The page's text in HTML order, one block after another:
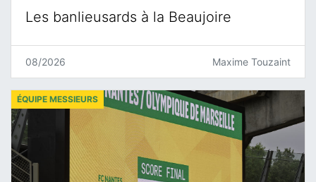
Les banlieusards à la Beaujoire
08/2026 Maxime Touzaint
ÉQUIPE MESSIEURS